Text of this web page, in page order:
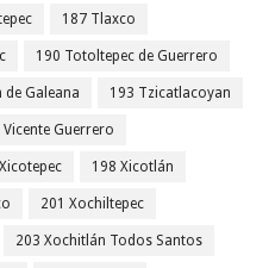
187 Tlaxco
190 Totoltepec de Guerrero
Galeana 193 Tzicatlacoyan
Vicente Guerrero
198 Xicotlán
201 Xochiltepec
203 Xochitlán Todos Santos